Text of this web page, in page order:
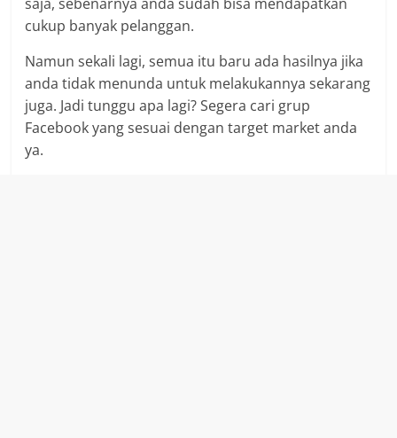
cukup banyak pelanggan.
Namun sekali lagi, semua itu baru ada hasilnya jika
anda tidak menunda untuk melakukannya sekarang
juga. Jadi tunggu apa lagi? Segera cari grup
Facebook yang sesuai dengan target market anda
ya.